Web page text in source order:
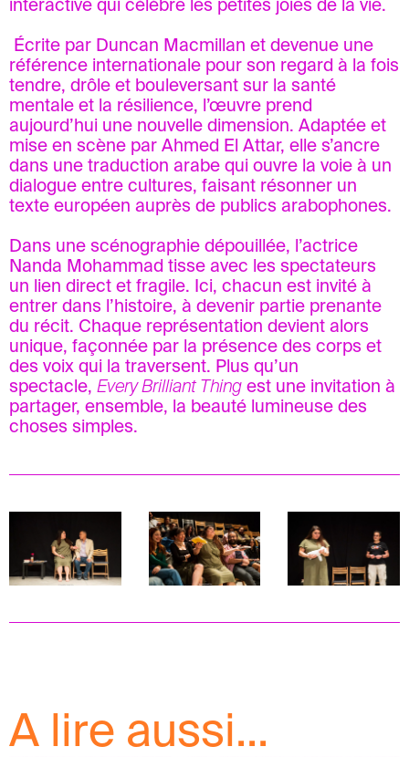
interactive qui célèbre les petites joies de la vie.
Écrite par Duncan Macmillan et devenue une
référence internationale pour son regard à la fois
tendre, drôle et bouleversant sur la santé
mentale et la résilience, l’œuvre prend
aujourd’hui une nouvelle dimension. Adaptée et
mise en scène par Ahmed El Attar, elle s’ancre
dans une traduction arabe qui ouvre la voie à un
dialogue entre cultures, faisant résonner un
texte européen auprès de publics arabophones.
Dans une scénographie dépouillée, l’actrice
Nanda Mohammad tisse avec les spectateurs
un lien direct et fragile. Ici, chacun est invité à
entrer dans l’histoire, à devenir partie prenante
du récit. Chaque représentation devient alors
unique, façonnée par la présence des corps et
des voix qui la traversent. Plus qu’un
spectacle, Every Brilliant Thing est une invitation à
partager, ensemble, la beauté lumineuse des
choses simples.
A lire aussi...